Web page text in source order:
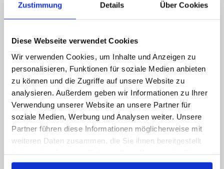
Zustimmung Details Über Cookies
Diese Webseite verwendet Cookies
Wir verwenden Cookies, um Inhalte und Anzeigen zu
personalisieren, Funktionen für soziale Medien anbieten
zu können und die Zugriffe auf unsere Website zu
analysieren. Außerdem geben wir Informationen zu Ihrer
Verwendung unserer Website an unsere Partner für
soziale Medien, Werbung und Analysen weiter. Unsere
Partner führen diese Informationen möglicherweise mit
weiteren Daten zusammen, die Sie ihnen bereitgestellt
gesammelt haben.
Ring oss, skicka ett e-mail, kontakta oss via
möjligt.
089 - 41 61 08 780
(9:30-14:00 16:00-19:00)
info@rbs-handel.de
Facebook